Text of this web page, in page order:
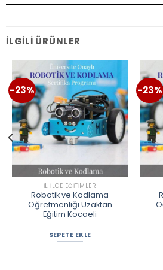
İLGILI ÜRÜNLER
-23%
İL İLÇE EĞITIMLER
Robotik ve Kodlama
Öğretmenliği Uzaktan
Eğitim Kocaeli
SEPETE EKLE
-23%